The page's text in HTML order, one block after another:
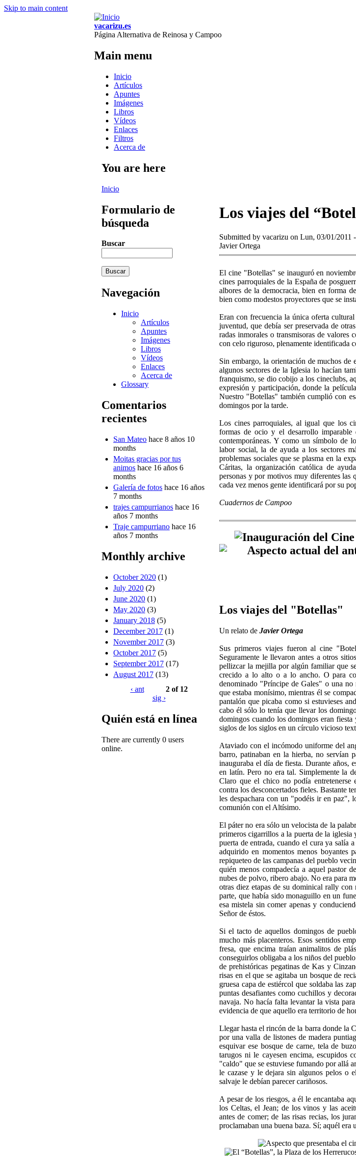
Skip to main content
vacarizu.es
Página Alternativa de Reinosa y Campoo
Main menu
Inicio
Artículos
Apuntes
Imágenes
Libros
Vídeos
Enlaces
Filtros
Acerca de
You are here
Inicio
Formulario de
búsqueda
Buscar
Navegación
Inicio
Artículos
Apuntes
Imágenes
Libros
Vídeos
Enlaces
Acerca de
Glossary
Comentarios
recientes
San Mateo hace 8 años 10
months
Moitas gracias por tus
animos hace 16 años 6
months
Galería de fotos hace 16 años
7 months
trajes campurrianos hace 16
años 7 months
Traje campurriano hace 16
años 7 months
Monthly archive
October 2020 (1)
July 2020 (2)
June 2020 (1)
May 2020 (3)
January 2018 (5)
December 2017 (1)
November 2017 (3)
October 2017 (5)
September 2017 (17)
August 2017 (13)
‹ ant
2 of 12
sig ›
Quién está en línea
There are currently 0 users
online.
Los viajes del
Submitted by vacarizu on Lun, 03/01/2011
Javier Ortega
El cine "Botellas" se inauguró en
cines parroquiales de la Es­paña de
albores de la de­mocracia, bien en forma
bien como modestos proyectores que se
Eran con fre­cuencia la única oferta
juven­tud, que debía ser preservada de
radas inmorales o transmisoras de valores
con celo riguroso, plenamente identificada
Sin embargo, la orientación de muchos de
algunos sectores de la Iglesia lo hacían
franquismo, se dio cobijo a los cineclubs,
expresión y participación, donde la
Nuestro "Bote­llas" también cumplió con
domingos por la tarde.
Los cines parroquiales, al igual que los
formas de ocio y el desarrollo imparable
contemporáneas. Y como un símbolo de
labor social, la de ayuda a los sectores
problemas sociales que se plasma en la
Cáritas, la organización católica de
personas y por motivos muy diferentes las
cada vez menos gente identificará por su
Cuadernos de Campoo
Los viajes del "Botellas"
Un relato de Javier Ortega
Sus primeros viajes fueron al cine
Seguramente le llevaron antes a otros
pellizcar la mejilla por algún familiar que
crecido a lo alto o a lo ancho. O para
denomi­nado "Príncipe de Gales" o una no
que estaba monísimo, mientras él se
pantalón que picaba como si estuvieses
cabo él sólo lo tenía que llevar los
domingos cuando los domin­gos eran
siglos de los siglos en un círculo vicioso
Ataviado con el incómodo uniforme del
barro, patinaban en la hierba, no ser­vían
inauguraba el día de fiesta. Du­rante años,
en latín. Pero no era tal. Simplemente la
Claro que el chico no podía entretenerse
contra los desconcertados fieles. Bastante
les despachara con un "podéis ir en paz",
comunión con el Altísimo.
El páter no era sólo un velocista de la
primeros cigarrillos a la puerta de la iglesia
puerta de entrada, cuando el cura ya salía
adquirido en momen­tos menos boyantes
repiqueteo de las campanas del pueblo
quién menos compadecía a aquel pastor
nubes de polvo, ribero abajo. No era para
otras diez etapas de su dominical rally
parte, que había sido monaguillo en un
esa mistela sin comer ape­nas y
Señor de éstos.
Si el tacto de aquellos domingos de
mucho más placenteros. Esos sentidos
fresa, que encima traían animalitos de
conseguirlos obligaba a los niños del
de prehistóricas pegatinas de Kas y
risas en el que se agi­taba un bosque de
gruesa capa de estiércol que soldaba las
puntas desafiantes como cuchillos y
navaja. No hacía falta levantar la vista
evidencia de que aquello era territorio de
Llegar hasta el rincón de la barra donde la
por una valla de listones de madera
esquivar ese bosque de carne, tela de
tarugos ni le cayesen en­cima, escupidos
"caldo" que se estu­viese fumando por allá
le cazase y le dejara sin algunos pelos o
salvaje le debían parecer cariñosos.
A pesar de los riesgos, a él le encantaba
los Celtas, el Jean; de los vinos y las
antes de comer; de las risas recias, los
proclamaban una buena baza. Sí; aquél